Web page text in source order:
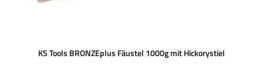
KS Tools BRONZEplus Fäustel 1000g mit Hickorystiel